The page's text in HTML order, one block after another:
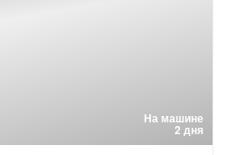
На машине
2 дня